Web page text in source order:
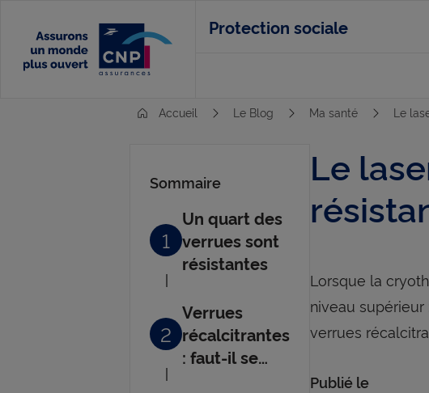
contenu
principal
Protection sociale
Accueil
Le Blog Ma santé Le
Sommaire
1
Un quart des
verrues sont
résistantes
2
Verrues
récalcitrantes
: faut-il se
Le
Lorsque la
niveau supérieur
verrues
Publié le